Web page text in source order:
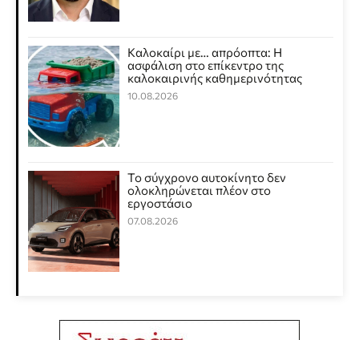
Καλοκαίρι με… απρόοπτα: Η
ασφάλιση στο επίκεντρο της
καλοκαιρινής καθημερινότητας
10.08.2026
Το σύγχρονο αυτοκίνητο δεν
ολοκληρώνεται πλέον στο
εργοστάσιο
07.08.2026